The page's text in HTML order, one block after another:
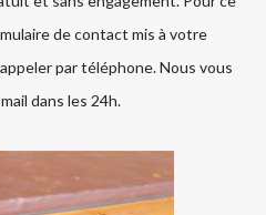
de contact mis à votre
par téléphone. Nous vous
dans les 24h.